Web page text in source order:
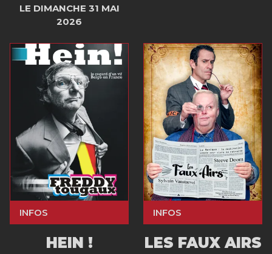
LE DIMANCHE 31 MAI
2026
INFOS
HEIN !
INFOS
LES FAUX AIRS